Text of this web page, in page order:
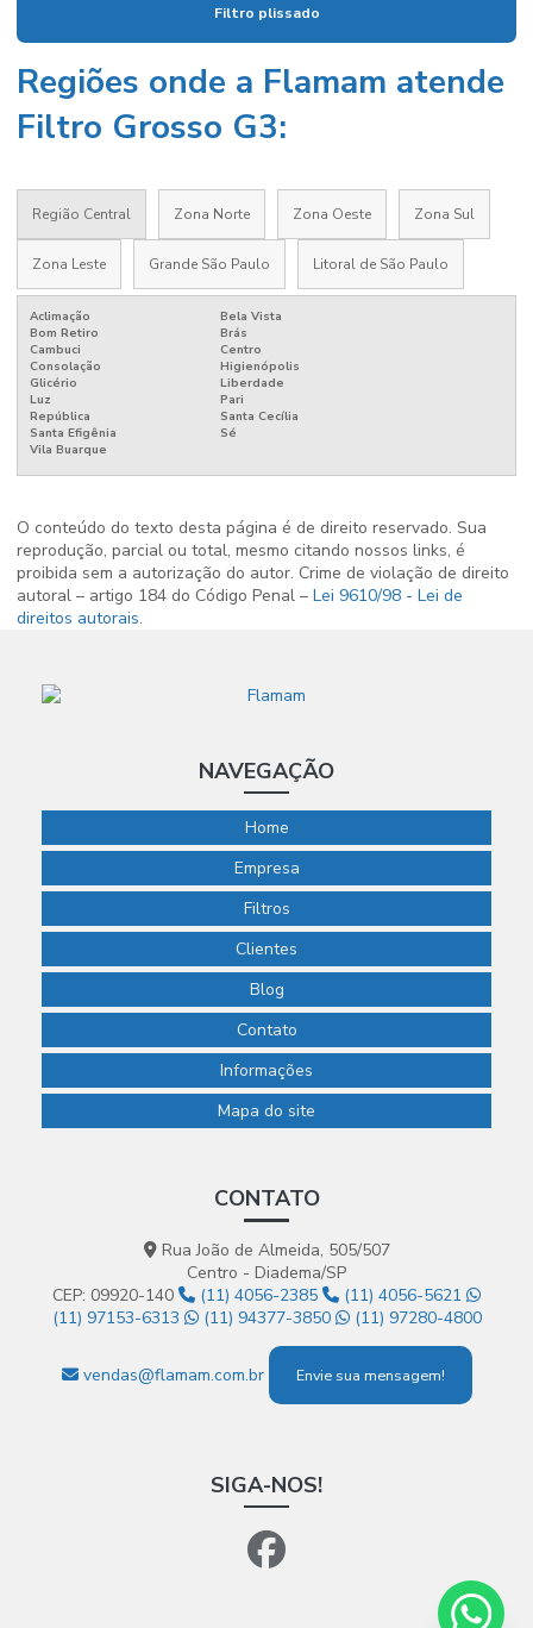
Filtro plissado
Regiões onde a Flamam atende
Filtro Grosso G3:
Região Central Zona Norte Zona Oeste Zona Sul
Zona Leste Grande São Paulo Litoral de São Paulo
Aclimação
Bela Vista
Bom Retiro
Brás
Cambuci
Centro
Consolação
Higienópolis
Glicério
Liberdade
Luz
Pari
República
Santa Cecília
Santa Efigênia
Sé
Vila Buarque
O conteúdo do texto desta página é de direito reservado. Sua
reprodução, parcial ou total, mesmo citando nossos links, é
proibida sem a autorização do autor. Crime de violação de direito
autoral – artigo 184 do Código Penal – Lei 9610/98 - Lei de
direitos autorais.
NAVEGAÇÃO
Home
Empresa
Filtros
Clientes
Blog
Contato
Informações
Mapa do site
CONTATO
Rua João de Almeida, 505/507
Centro - Diadema/SP
CEP: 09920-140
(11) 4056-2385
(11) 4056-5621
(11) 97153-6313
(11) 94377-3850 (11) 97280-4800
vendas@flamam.com.br Envie sua mensagem!
SIGA-NOS!